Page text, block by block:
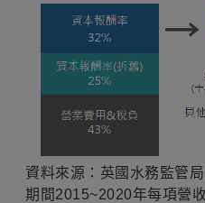
資料來源：英國水務監管
期間2015~2020年每項營